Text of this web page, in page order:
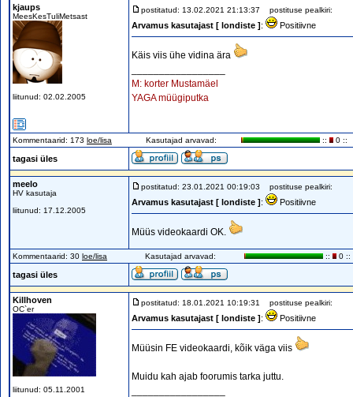
kjaups
MeesKesTuliMetsast
liitunud: 02.02.2005
postitatud: 13.02.2021 21:13:37 postituse pealkiri:
Arvamus kasutajast [ londiste ]: Positiivne
Käis viis ühe vidina ära
M: korter Mustamäel
YAGA müügiputka
Kommentaarid: 173 loe/lisa Kasutajad arvavad: :: 0 ::
tagasi üles
meelo
HV kasutaja
liitunud: 17.12.2005
postitatud: 23.01.2021 00:19:03 postituse pealkiri:
Arvamus kasutajast [ londiste ]: Positiivne
Müüs videokaardi OK.
Kommentaarid: 30 loe/lisa Kasutajad arvavad: :: 0 ::
tagasi üles
Killhoven
OC`er
liitunud: 05.11.2001
postitatud: 18.01.2021 10:19:31 postituse pealkiri:
Arvamus kasutajast [ londiste ]: Positiivne
Müüsin FE videokaardi, kõik väga viis
Muidu kah ajab foorumis tarka juttu.